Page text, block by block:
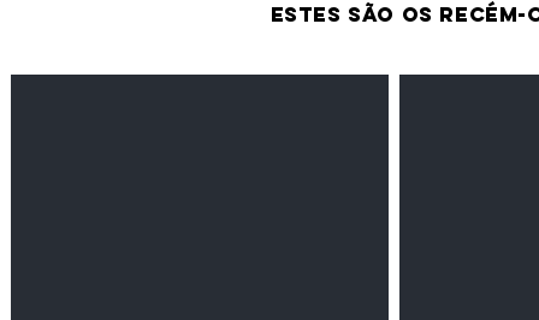
estes são os recém-